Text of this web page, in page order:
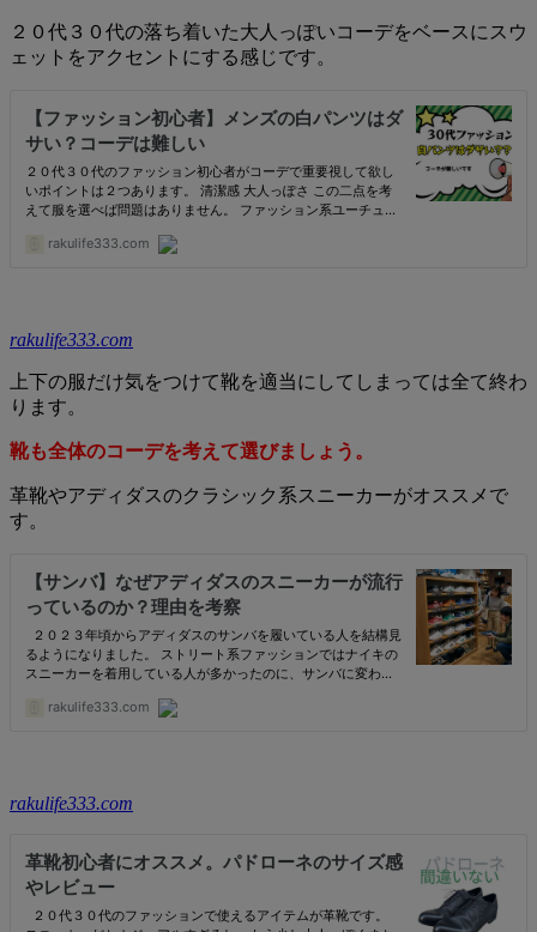
２０代３０代の落ち着いた大人っぽいコーデをベースにスウ
ェットをアクセントにする感じです。
rakulife333.com
上下の服だけ気をつけて靴を適当にしてしまっては全て終わ
ります。
靴も全体のコーデを考えて選びましょう。
革靴やアディダスのクラシック系スニーカーがオススメで
す。
rakulife333.com